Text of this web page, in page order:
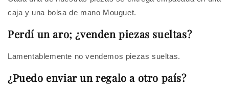
caja y una bolsa de mano Mouguet.
Perdí un aro; ¿venden piezas sueltas?
Lamentablemente no vendemos piezas sueltas.
¿Puedo enviar un regalo a otro país?